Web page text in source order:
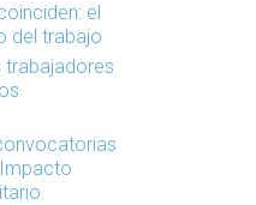
el
del trabajo
trabajadores